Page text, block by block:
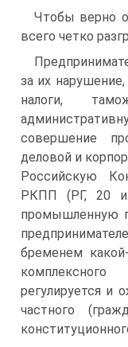
Чтобы верно
всего четко
за их
налоги,
совершение
деловой и
Российскую
РКПП (РГ, 20
промышленную
бременем
регулируется и
частного